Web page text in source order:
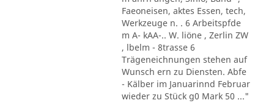
Faeoneisen, aktes Essen, tech,
Werkzeuge n. . 6 Arbeitspfde
m A- kAA-.. W. liöne , Zerlin ZW
, lbelm - 8trasse 6
Trägeneichnungen stehen auf
Wunsch ern zu Diensten. Abfe
- Kälber im Januarinnd Februar
wieder zu Stück g0 Mark 50 ..."